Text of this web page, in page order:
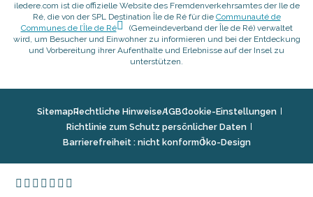
iledere.com ist die offizielle Website des Fremdenverkehrsamtes der Ile de
Ré, die von der SPL Destination Île de Ré für die Communauté de
Communes de l’Île de Ré
(Gemeindeverband der Île de Ré) verwaltet
wird, um Besucher und Einwohner zu informieren und bei der Entdeckung
und Vorbereitung ihrer Aufenthalte und Erlebnisse auf der Insel zu
unterstützen.
SitemapRechtliche HinweiseAGBCookie-Einstellungen
Richtlinie zum Schutz persönlicher Daten
Barrierefreiheit : nicht konformÖko-Design